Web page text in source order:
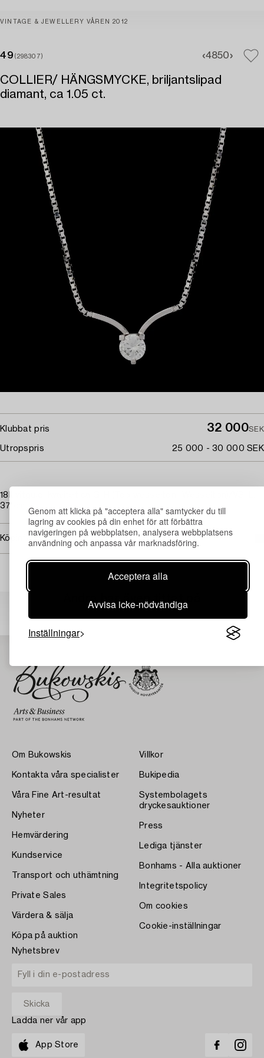
Genom att klicka på "acceptera alla" samtycker du till
lagring av cookies på din enhet för att förbättra
navigeringen på webbplatsen, analysera webbplatsens
användning och anpassa vår marknadsföring.
Acceptera alla
Avvisa icke-nödvändiga
Inställningar
VINTAGE & JEWELLERY VÅREN 2012
49 (298307) 4850
COLLIER/ HÄNGSMYCKE, briljantslipad
diamant, ca 1.05 ct.
Klubbat pris 32 000SEK
Utropspris 25 000 - 30 000 SEK
18k vitguld. Kvalitet ca G-H (Top wesselton -Wesselton)/VS. L.
37 cm.
Köpinformation
Andra har även tittat på
Om Bukowskis
Kontakta våra specialister
Våra Fine Art-resultat
Nyheter
Hemvärdering
Kundservice
Transport och uthämtning
Private Sales
Värdera & sälja
Köpa på auktion
Villkor
Bukipedia
Systembolagets
dryckesauktioner
Press
Lediga tjänster
Bonhams - Alla auktioner
Integritetspolicy
Om cookies
Cookie-inställningar
Nyhetsbrev
Ladda ner vår app
App Store